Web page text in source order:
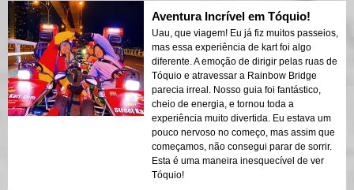
Aventura Incrível em Tóquio!
Uau, que viagem! Eu já fiz muitos passeios,
mas essa experiência de kart foi algo
diferente. A emoção de dirigir pelas ruas de
Tóquio e atravessar a Rainbow Bridge
parecia irreal. Nosso guia foi fantástico,
cheio de energia, e tornou toda a
experiência muito divertida. Eu estava um
pouco nervoso no começo, mas assim que
começamos, não consegui parar de sorrir.
Esta é uma maneira inesquecível de ver
Tóquio!